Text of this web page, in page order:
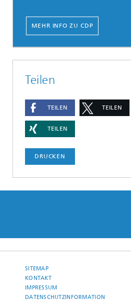
MEHR INFO ZU CDP
Teilen
TEILEN TEILEN
TEILEN
DRUCKEN
SITEMAP
KONTAKT
IMPRESSUM
DATENSCHUTZINFORMATION